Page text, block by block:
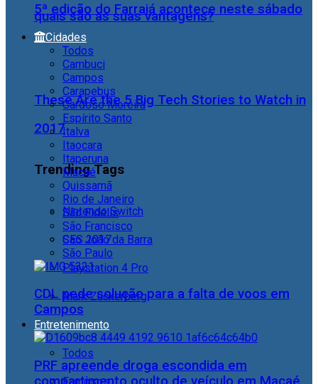
quais são as suas vantagens?
These Are the 5 Big Tech Stories to Watch in
2017
Trending Tags
Nintendo Switch
CES 2017
Playstation 4 Pro
Mark Zuckerberg
Entretenimento
Todos
5ª edição do Farraiá acontece neste sábado
Cidades
Todos
Cambuci
Campos
Carapebus
Cardoso Moreira
Espírito Santo
Italva
Itaocara
Itaperuna
Macaé
Quissamã
Rio de Janeiro
São Fidélis
São Francisco
São João da Barra
São Paulo
CDL pede solução para a falta de voos em
Campos
PRF apreende droga escondida em